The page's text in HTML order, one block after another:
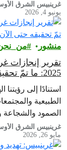
غرينبيس الشرق
يونيو 4, 2026
منشور
تقرير إنجازات
2025: ما تمّ تحقيقه حتى الآن
استنادًا إلى رؤيتنا
الصمود والشجاعة
الأوسط وشمال
غرينبيس الشرق
مايو 26, 2026